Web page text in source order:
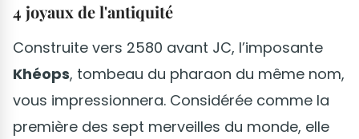
4 joyaux de l'antiquité
Construite vers 2580 avant JC, l’imposante
Khéops, tombeau du pharaon du même nom,
vous impressionnera. Considérée comme la
première des sept merveilles du monde, elle